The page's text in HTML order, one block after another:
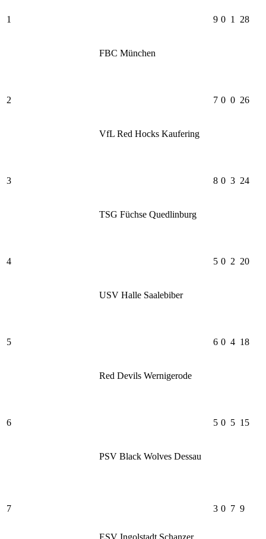
1
FBC München
9 0 1 28
2
VfL Red Hocks Kaufering
7 0 0 26
3
TSG Füchse Quedlinburg
8 0 3 24
4
USV Halle Saalebiber
5 0 2 20
5
Red Devils Wernigerode
6 0 4 18
6
PSV Black Wolves Dessau
5 0 5 15
7 3 0 7 9